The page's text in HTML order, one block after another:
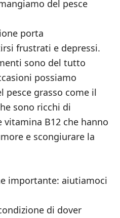
del pesce
porta
frustrati e depressi.
sono del tutto
possiamo
pesce grasso come il
sono ricchi di
vitamina B12 che hanno
e scongiurare la
importante: aiutiamoci
di dover